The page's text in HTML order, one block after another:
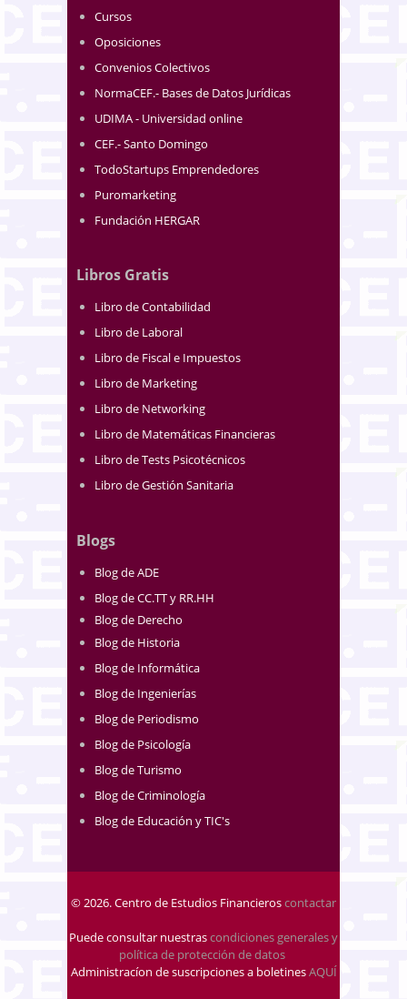
Cursos
Oposiciones
Convenios Colectivos
NormaCEF.- Bases de Datos Jurídicas
UDIMA - Universidad online
CEF.- Santo Domingo
TodoStartups Emprendedores
Puromarketing
Fundación HERGAR
Libros Gratis
Libro de Contabilidad
Libro de Laboral
Libro de Fiscal e Impuestos
Libro de Marketing
Libro de Networking
Libro de Matemáticas Financieras
Libro de Tests Psicotécnicos
Libro de Gestión Sanitaria
Blogs
Blog de ADE
Blog de CC.TT y RR.HH
Blog de Derecho
Blog de Historia
Blog de Informática
Blog de Ingenierías
Blog de Periodismo
Blog de Psicología
Blog de Turismo
Blog de Criminología
Blog de Educación y TIC's
© 2026. Centro de Estudios Financieroscontactar
Puede consultar nuestrascondiciones generales y
política de protección de datos
Administracíon de suscripciones a boletinesAQUÍ